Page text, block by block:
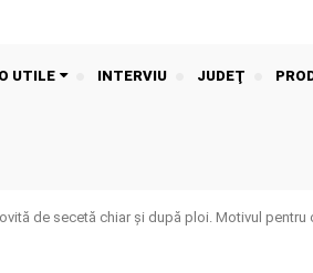
UTILE INTERVIU JUDEŢ
de secetă chiar și după ploi. Motivul pentru